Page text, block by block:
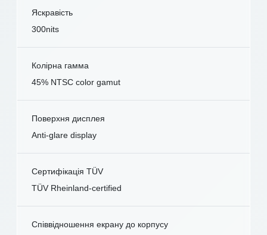
Яскравість
300nits
Колірна гамма
45% NTSC color gamut
Поверхня дисплея
Anti-glare display
Сертифікація TÜV
TÜV Rheinland-certified
Співвідношення екрану до корпусу